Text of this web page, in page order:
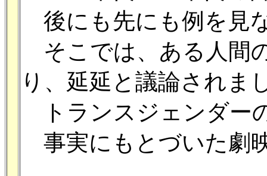
後にも先にも例を見
そこでは、ある人間
り、延延と議論されま
トランスジェンダー
事実にもとづいた劇